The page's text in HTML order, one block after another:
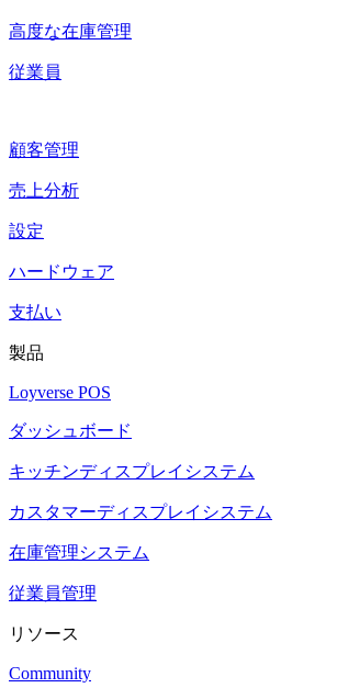
高度な在庫管理
従業員
顧客管理
売上分析
設定
ハードウェア
支払い
製品
Loyverse POS
ダッシュボード
キッチンディスプレイシステム
カスタマーディスプレイシステム
在庫管理システム
従業員管理
リソース
Community